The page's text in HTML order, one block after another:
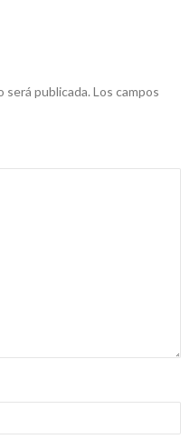
será publicada. Los campos